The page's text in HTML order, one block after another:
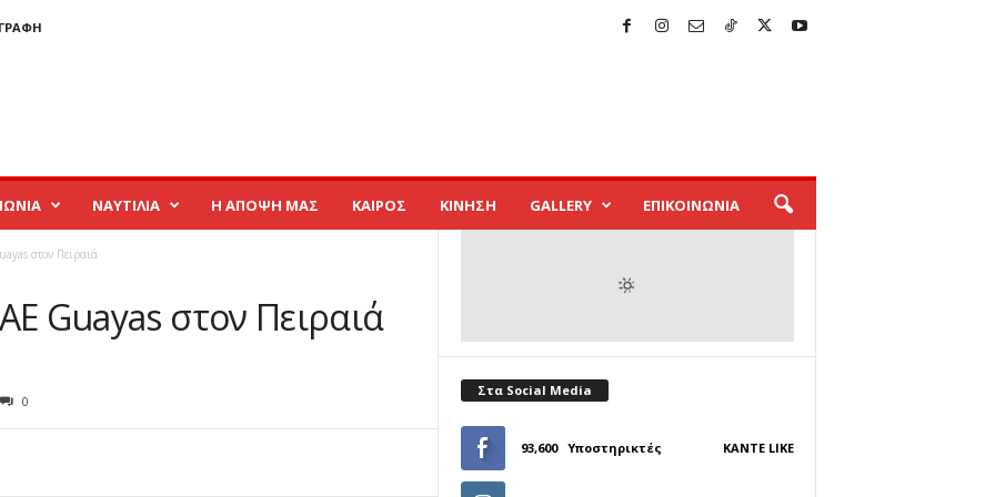
ΝΑΥΤΙΛΙΑ Η ΑΠΟΨΗ ΜΑΣ ΚΑΙΡΟΣ ΚΙΝΗΣΗ GALLERY ΕΠΙΚΟΙΝΩΝΙΑ
στον Πειραιά
Guayas στον Πειραιά
0
Στα Social Media
93,600 Υποστηρικτές ΚΆΝΤΕ LIKE